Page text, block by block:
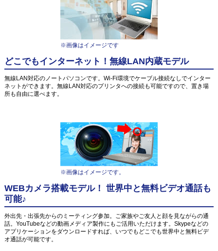
※画像はイメージです
どこでもインターネット！無線LAN内蔵モデル
無線LAN対応のノートパソコンです。Wi-Fi環境でケーブル接続なしでインター
ネットができます。無線LAN対応のプリンタへの接続も可能ですので、置き場
所も自由に選べます。
※画像はイメージです。
WEBカメラ搭載モデル！ 世界中と無料ビデオ通話も
可能♪
外出先・出張先からのミーティング参加。ご家族やご友人と顔を見ながらの通
話。YouTubeなどの動画メディア製作にもご活用いただけます。Skypeなどの
アプリケーションをダウンロードすれば、いつでもどこでも世界中と無料ビデ
オ通話が可能です。